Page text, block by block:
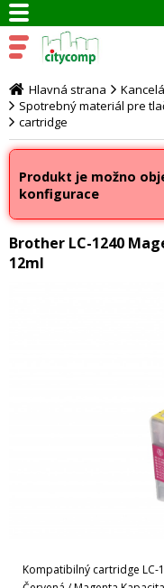
Hlavná strana
Spotrebný materiál pre
cartridge
Produkt je možno
konfigurace
Brother LC-1240
12ml
Kompatibilný cartridge LC-